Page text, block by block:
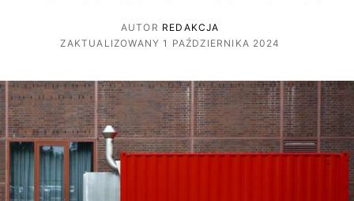
AUTOR REDAKCJA
ZAKTUALIZOWANY 1 PAŹDZIERNIKA 2024